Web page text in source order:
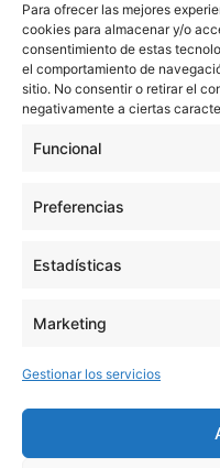
Para ofrecer las mejores
cookies para almacenar y/o
consentimiento de estas
el comportamiento de
sitio. No consentir o retirar el
negativamente a ciertas
Funcional
Preferencias
Estadísticas
Marketing
Gestionar los servicios
Servicios
Blog
Contacto
Aviso Legal
Política de cookies
veronicaruiz.es
NoComercial 4.0
MÁS